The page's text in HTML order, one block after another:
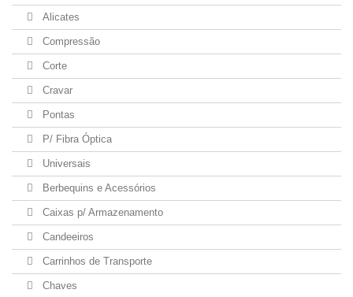
Alicates
Compressão
Corte
Cravar
Pontas
P/ Fibra Óptica
Universais
Berbequins e Acessórios
Caixas p/ Armazenamento
Candeeiros
Carrinhos de Transporte
Chaves